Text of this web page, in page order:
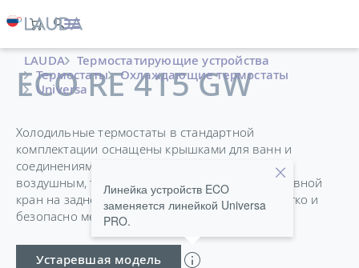
LAUDA
Термостатирующие устройства
Термостаты
Охлаждающие термостаты
Universa
ECO RE 415 GW
Холодильные термостаты в стандартной
комплектации оснащены крышками для ванн и
соединениями для насоса и выпускаются как с
воздушным, так и с водяным охлаждением. Сливной
кран на задней стороне прибора позволяет легко и
безопасно менять температуру теплоносителя.
Устаревшая модель
Линейка устройств ECO
заменяется линейкой Universa
PRO.